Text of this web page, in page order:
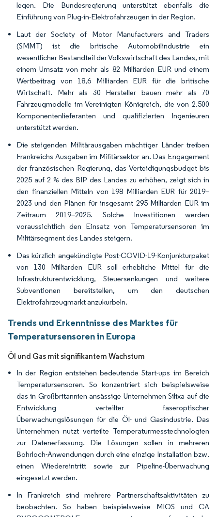
legen. Die Bundesregierung unterstützt ebenfalls die
Einführung von Plug-in-Elektrofahrzeugen in der Region.
Laut der Society of Motor Manufacturers and Traders
(SMMT) ist die britische Automobilindustrie ein
wesentlicher Bestandteil der Volkswirtschaft des Landes, mit
einem Umsatz von mehr als 82 Milliarden EUR und einem
Wertbeitrag von 18,6 Milliarden EUR für die britische
Wirtschaft. Mehr als 30 Hersteller bauen mehr als 70
Fahrzeugmodelle im Vereinigten Königreich, die von 2.500
Komponentenlieferanten und qualifizierten Ingenieuren
unterstützt werden.
Die steigenden Militärausgaben mächtiger Länder treiben
Frankreichs Ausgaben im Militärsektor an. Das Engagement
der französischen Regierung, das Verteidigungsbudget bis
2025 auf 2 % des BIP des Landes zu erhöhen, zeigt sich in
den finanziellen Mitteln von 198 Milliarden EUR für 2019–
2023 und den Plänen für insgesamt 295 Milliarden EUR im
Zeitraum 2019–2025. Solche Investitionen werden
voraussichtlich den Einsatz von Temperatursensoren im
Militärsegment des Landes steigern.
Das kürzlich angekündigte Post-COVID-19-Konjunkturpaket
von 130 Milliarden EUR soll erhebliche Mittel für die
Infrastrukturentwicklung, Steuersenkungen und weitere
Subventionen bereitstellen, um den deutschen
Elektrofahrzeugmarkt anzukurbeln.
Trends und Erkenntnisse des Marktes für
Temperatursensoren in Europa
Öl und Gas mit signifikantem Wachstum
In der Region entstehen bedeutende Start-ups im Bereich
Temperatursensoren. So konzentriert sich beispielsweise
das in Großbritannien ansässige Unternehmen Silixa auf die
Entwicklung verteilter faseroptischer
Überwachungslösungen für die Öl- und Gasindustrie. Das
Unternehmen nutzt verteilte Temperaturmesstechnologien
zur Datenerfassung. Die Lösungen sollen in mehreren
Bohrloch-Anwendungen durch eine einzige Installation bzw.
einen Wiedereintritt sowie zur Pipeline-Überwachung
eingesetzt werden.
In Frankreich sind mehrere Partnerschaftsaktivitäten zu
beobachten. So haben beispielsweise MIOS und CA